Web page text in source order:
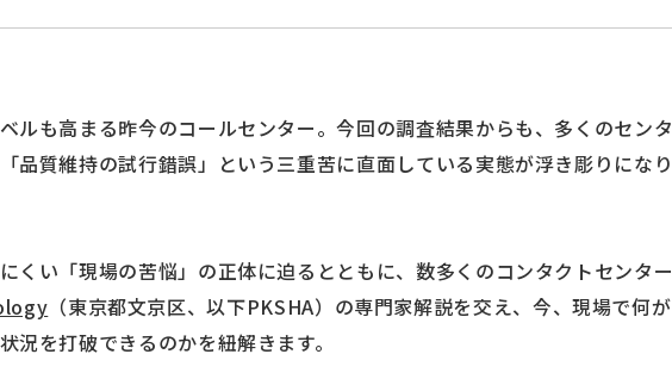
ルも高まる昨今のコールセンター。今回の調査結果からも、多くのセンタ
品質維持の試行錯誤」という三重苦に直面している実態が浮き彫りになり
くい「現場の苦悩」の正体に迫るとともに、数多くのコンタクトセンター
（東京都文京区、以下PKSHA）の専門家解説を交え、今、現場で何が
を打破できるのかを紐解きます。